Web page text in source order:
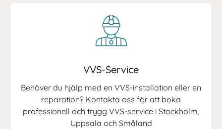
VVS-Service
Behöver du hjälp med en VVS-installation eller en
reparation? Kontakta oss för att boka
professionell och trygg VVS-service i Stockholm,
Uppsala och Småland